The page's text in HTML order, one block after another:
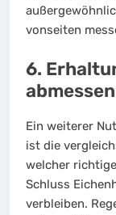
vonseiten
6.
Ein weiterer
ist die
welcher
Schluss
verbleiben.